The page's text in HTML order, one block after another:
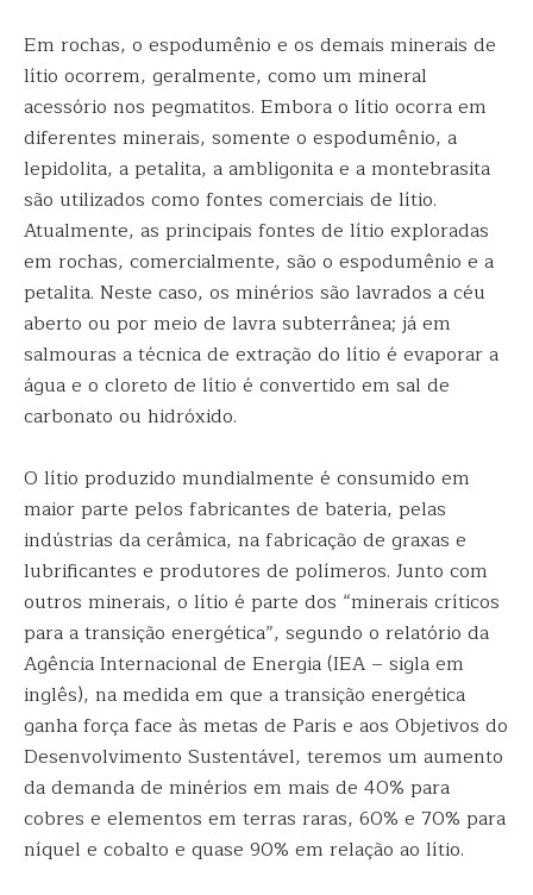
Em rochas, o espodumênio e os demais minerais de
lítio ocorrem, geralmente, como um mineral
acessório nos pegmatitos. Embora o lítio ocorra em
diferentes minerais, somente o espodumênio, a
lepidolita, a petalita, a ambligonita e a montebrasita
são utilizados como fontes comerciais de lítio.
Atualmente, as principais fontes de lítio exploradas
em rochas, comercialmente, são o espodumênio e a
petalita. Neste caso, os minérios são lavrados a céu
aberto ou por meio de lavra subterrânea; já em
salmouras a técnica de extração do lítio é evaporar a
água e o cloreto de lítio é convertido em sal de
carbonato ou hidróxido.
O lítio produzido mundialmente é consumido em
maior parte pelos fabricantes de bateria, pelas
indústrias da cerâmica, na fabricação de graxas e
lubrificantes e produtores de polímeros. Junto com
outros minerais, o lítio é parte dos “minerais críticos
para a transição energética”, segundo o relatório da
Agência Internacional de Energia (IEA – sigla em
inglês), na medida em que a transição energética
ganha força face às metas de Paris e aos Objetivos do
Desenvolvimento Sustentável, teremos um aumento
da demanda de minérios em mais de 40% para
cobres e elementos em terras raras, 60% e 70% para
níquel e cobalto e quase 90% em relação ao lítio.